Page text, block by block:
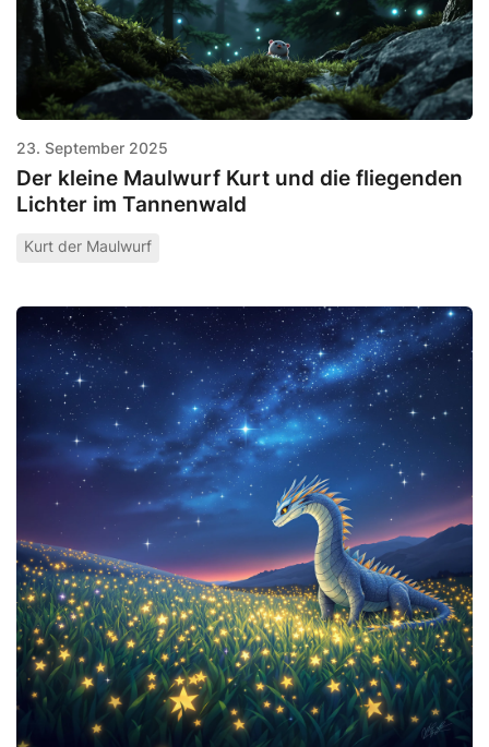
23. September 2025
Der kleine Maulwurf Kurt und die fliegenden
Lichter im Tannenwald
Kurt der Maulwurf